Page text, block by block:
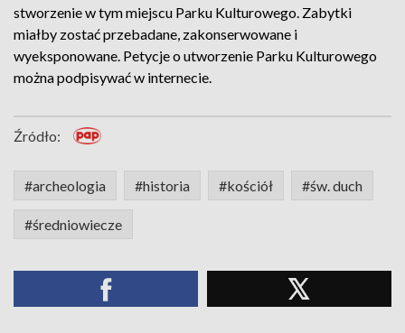
stworzenie w tym miejscu Parku Kulturowego. Zabytki
miałby zostać przebadane, zakonserwowane i
wyeksponowane. Petycje o utworzenie Parku Kulturowego
można podpisywać w internecie.
Źródło:
#archeologia #historia #kościół #św. duch
#średniowiecze